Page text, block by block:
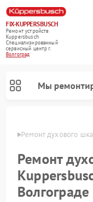
FIX-KUPPERSBUSCH
Ремонт устройств
Kuppersbusch
Специализированный
cервисный центр г.
Волгоград
Мы
Ремонт духового
Ремонт
Волгограде